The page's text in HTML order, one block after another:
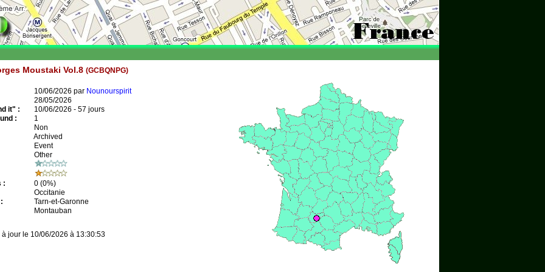
Moustaki Vol.8 (GCBQNPG)
10/06/2026 par Nounourspirit
28/05/2026
it" :
10/06/2026 - 57 jours
:
1
Non
Archived
Event
Other
: 0 (0%)
Occitanie
Tarn-et-Garonne
Montauban
jour le 10/06/2026 à 13:30:53